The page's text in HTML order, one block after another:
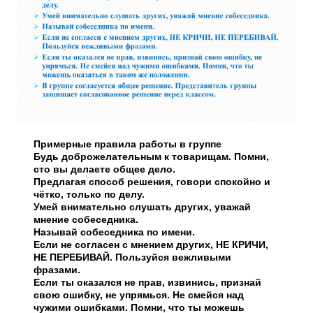
Примерные правила работы в группе
Будь доброжелательным к товарищам. Помни,
сто вы делаете общее дело.
Предлагая способ решения, говори спокойно и
чётко, только по делу.
Умей внимательно слушать других, уважай
мнение собеседника.
Называй собеседника по имени.
Если не согласен с мнением других, НЕ КРИЧИ,
НЕ ПЕРЕБИВАЙ. Пользуйся вежливыми
фразами.
Если ты оказался не прав, извинись, признай
свою ошибку, не упрямься. Не смейся над
чужими ошибками. Помни, что ты можешь